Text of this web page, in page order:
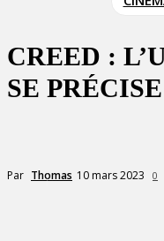
CREED :
SE
Par Thomas 10 mars 2023 0